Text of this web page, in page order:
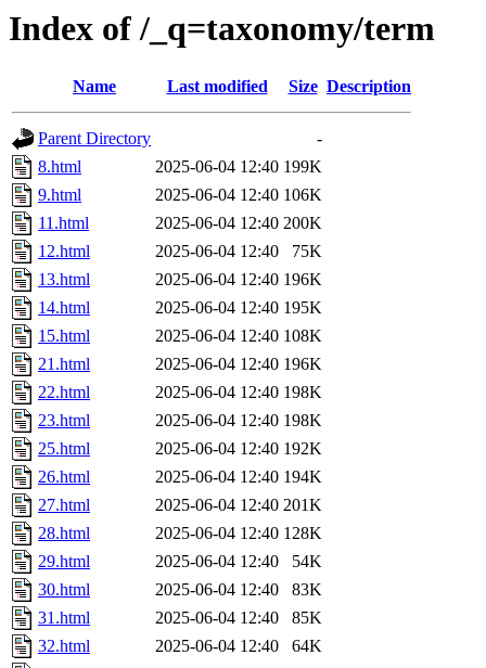
Index of /_q=taxonomy/term
Name Last modified Size Description
Parent Directory
-
8.html
2025-06-04 12:40 199K
9.html
2025-06-04 12:40 106K
11.html
2025-06-04 12:40 200K
12.html
2025-06-04 12:40
75K
13.html
2025-06-04 12:40 196K
14.html
2025-06-04 12:40 195K
15.html
2025-06-04 12:40 108K
21.html
2025-06-04 12:40 196K
22.html
2025-06-04 12:40 198K
23.html
2025-06-04 12:40 198K
25.html
2025-06-04 12:40 192K
26.html
2025-06-04 12:40 194K
27.html
2025-06-04 12:40 201K
28.html
2025-06-04 12:40 128K
29.html
2025-06-04 12:40
54K
30.html
2025-06-04 12:40
83K
31.html
2025-06-04 12:40
85K
32.html
2025-06-04 12:40
64K